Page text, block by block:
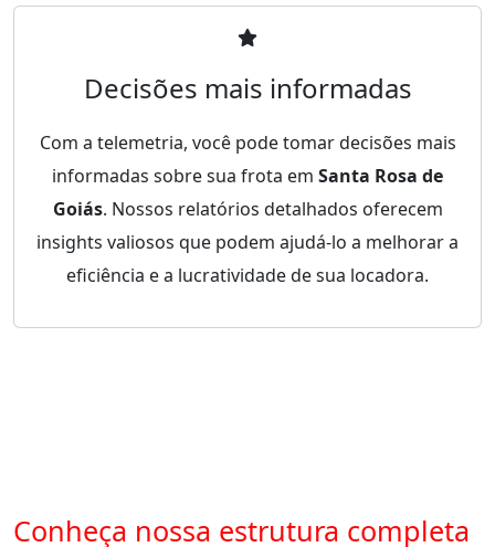
Decisões mais informadas
Com a telemetria, você pode tomar decisões mais
informadas sobre sua frota em Santa Rosa de
Goiás. Nossos relatórios detalhados oferecem
insights valiosos que podem ajudá-lo a melhorar a
eficiência e a lucratividade de sua locadora.
Conheça nossa estrutura completa